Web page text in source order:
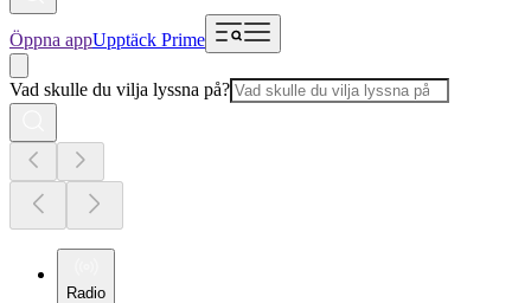
Öppna appUpptäck Prime
Vad skulle du vilja lyssna på?
Radio